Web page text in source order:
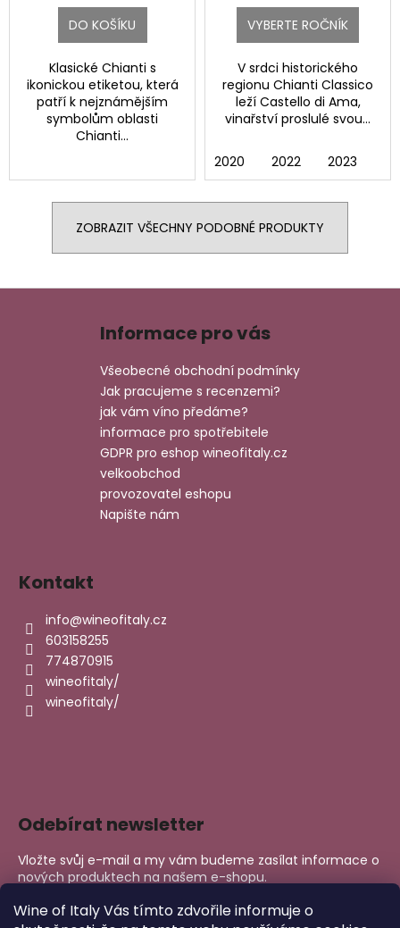
Wine of Italy Vás tímto zdvořile informuje o
DO KOŠÍKU
Klasické Chianti s
ikonickou etiketou, která
patří k nejznámějším
symbolům oblasti
Chianti...
VYBERTE ROČNÍK
V srdci historického
regionu Chianti Classico
leží Castello di Ama,
vinařství proslulé svou...
2020 2022 2023
ZOBRAZIT VŠECHNY PODOBNÉ PRODUKTY
Z
Informace pro vás
Všeobecné obchodní podmínky
Jak pracujeme s recenzemi?
jak vám víno předáme?
informace pro spotřebitele
GDPR pro eshop wineofitaly.cz
velkoobchod
provozovatel eshopu
Napište nám
Kontakt
info@wineofitaly.cz
603158255
774870915
wineofitaly/
wineofitaly/
Odebírat newsletter
Vložte svůj e-mail a my vám budeme zasílat informace o
nových produktech na našem e-shopu.
E-mail